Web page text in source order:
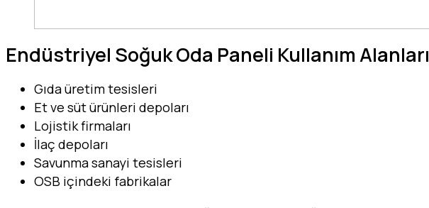
Endüstriyel Soğuk Oda Paneli Kullanım Alanları
Gıda üretim tesisleri
Et ve süt ürünleri depoları
Lojistik firmaları
İlaç depoları
Savunma sanayi tesisleri
OSB içindeki fabrikalar